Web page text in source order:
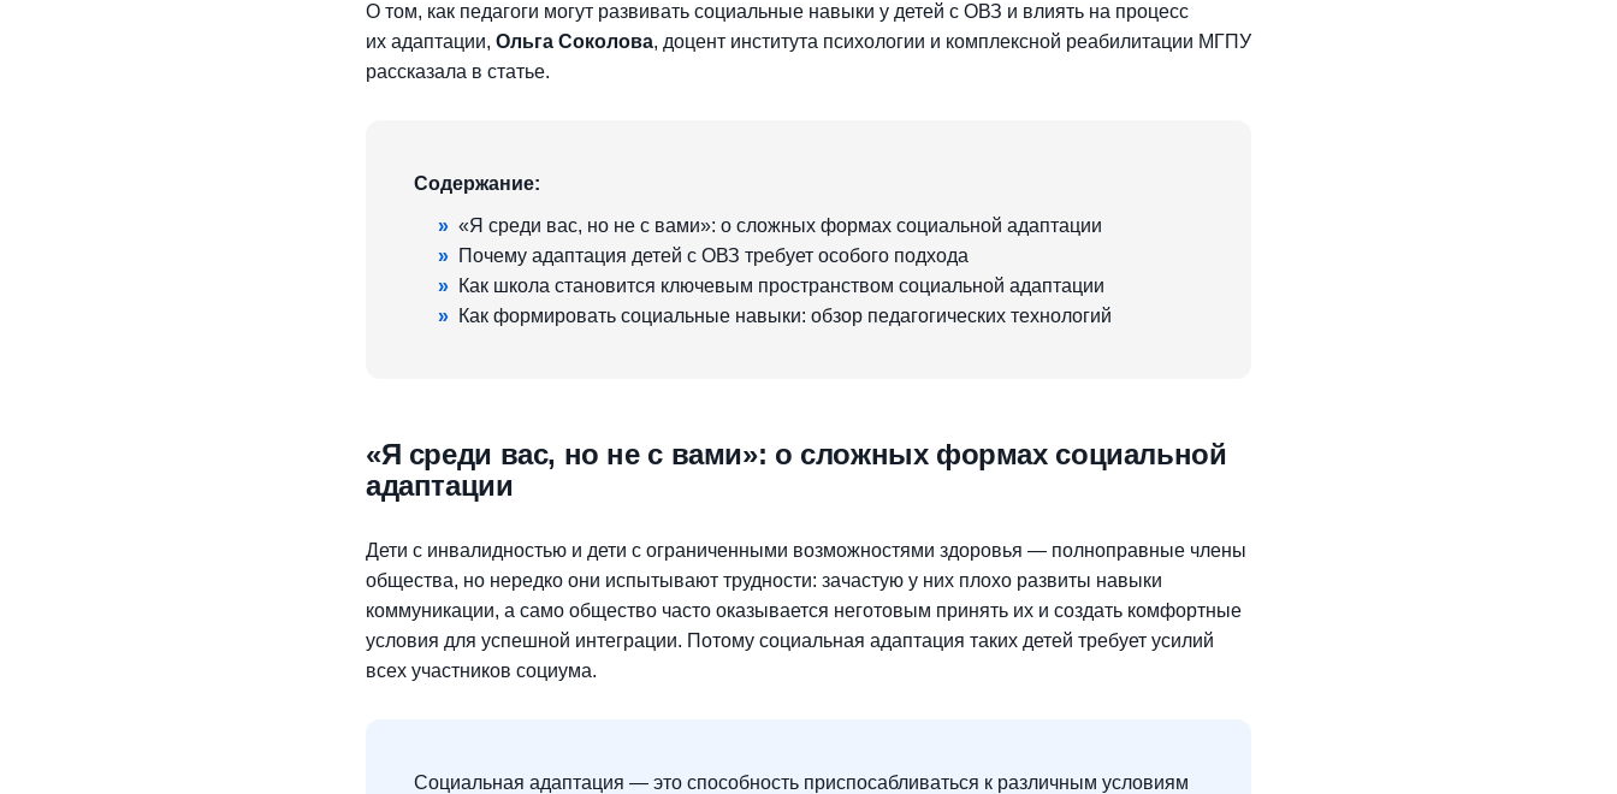
О том, как педагоги могут развивать социальные навыки у детей с ОВЗ и влиять на процесс
их адаптации, Ольга Соколова, доцент института психологии и комплексной реабилитации МГПУ
рассказала в статье.
Содержание:
» «Я среди вас, но не с вами»: о сложных формах социальной адаптации
» Почему адаптация детей с ОВЗ требует особого подхода
» Как школа становится ключевым пространством социальной адаптации
» Как формировать социальные навыки: обзор педагогических технологий
«Я среди вас, но не с вами»: о сложных формах социальной
адаптации
Дети с инвалидностью и дети с ограниченными возможностями здоровья — полноправные члены
общества, но нередко они испытывают трудности: зачастую у них плохо развиты навыки
коммуникации, а само общество часто оказывается неготовым принять их и создать комфортные
условия для успешной интеграции. Потому социальная адаптация таких детей требует усилий
всех участников социума.
Социальная адаптация — это способность приспосабливаться к различным условиям